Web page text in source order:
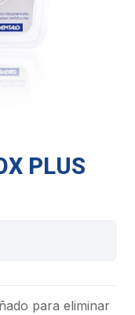
PLUS
para eliminar